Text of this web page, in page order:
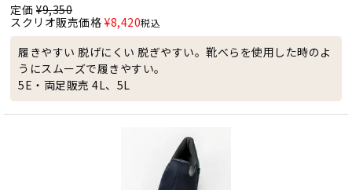
定価 ¥9,350
スクリオ販売価格 ¥8,420税込
履きやすい 脱げにくい 脱ぎやすい。靴べらを使用した時のよ
うにスムーズで履きやすい。
5E・両足販売 4L、5L